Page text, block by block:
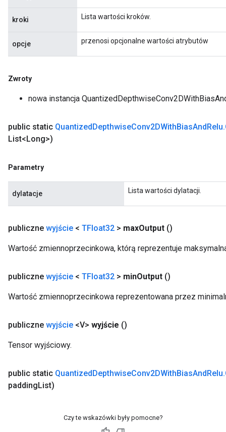
kroki Lista wartości kroków.
opcje przenosi opcjonalne wartości atrybutów
Zwroty
nowa instancja
public static QuantizedDepthwiseConv2DWithBiasAndRelu.
List<Long>)
Parametry
dylatacje Lista wartości dylatacji.
publiczne wyjście < TFloat32 > maxOutput ()
Wartość zmiennoprzecinkowa, którą reprezentuje
publiczne wyjście < TFloat32 > minOutput ()
Wartość zmiennoprzecinkowa reprezentowana przez
publiczne wyjście <V> wyjście ()
Tensor wyjściowy.
public static QuantizedDepthwiseConv2DWithBiasAndRelu.
paddingList)
Czy te wskazówki były pomocne?